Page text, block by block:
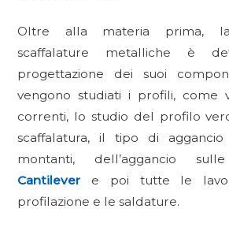
Oltre alla materia prima,
scaffalature metalliche è
progettazione dei suoi
vengono studiati i profili, come
correnti, lo studio del profilo
scaffalatura, il tipo di
montanti, dell’aggancio
Cantilevere poi tutte le
profilazione e le saldature.